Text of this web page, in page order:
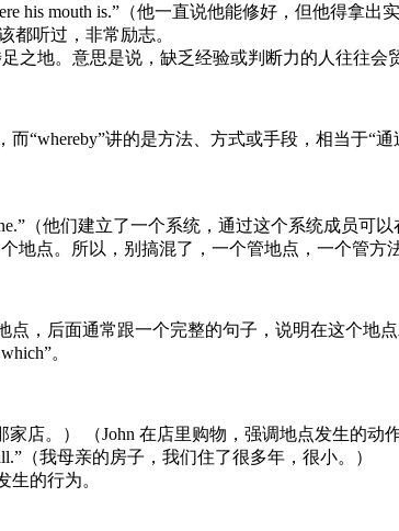
his mouth is.”（他一直说他能修好，但他得拿出
都听过，非常励志。
之地。意思是说，缺乏经验或判断力的人往往会
“whereby”讲的是方法、方式或手段，相当于
（他们建立了一个系统，通过这个系统成员可以
地点。所以，别搞混了，一个管地点，一个管方法
，后面通常跟一个完整的句子，说明在这个地
。
家店。） （John 在店里购物，强调地点发生的动作
（我母亲的房子，我们住了很多年，很小。）
生的行为。